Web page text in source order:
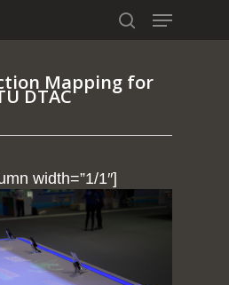
Mapping for
DTAC
width=”1/1″]